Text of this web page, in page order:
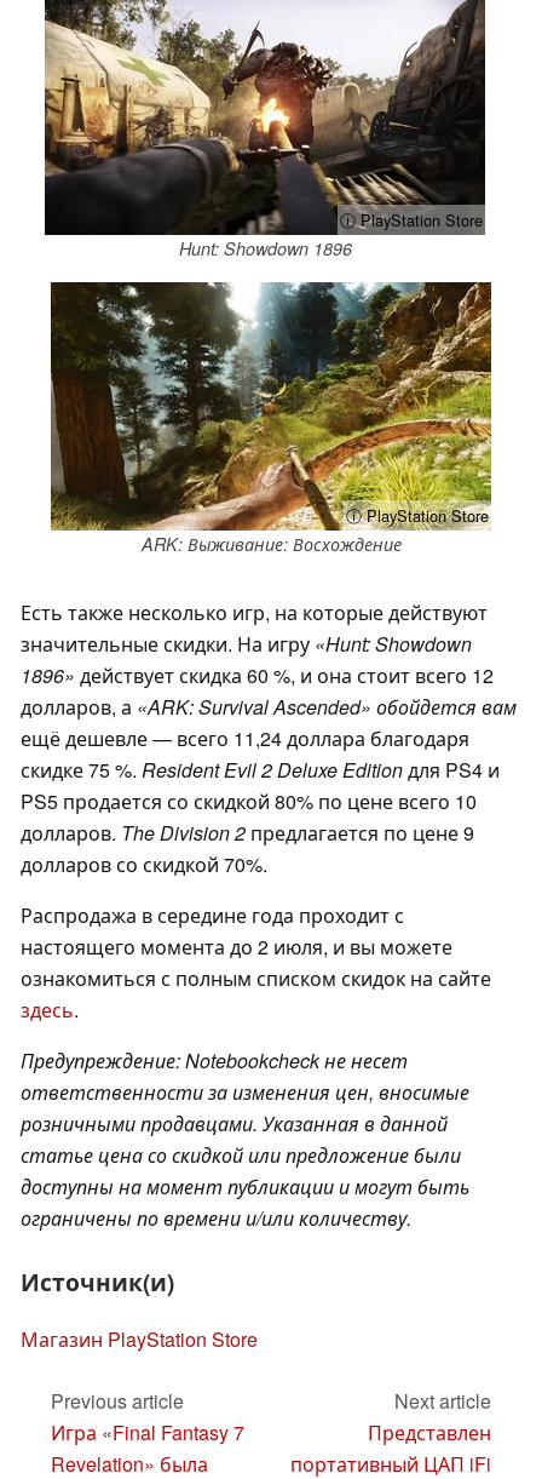
ⓘ PlayStation Store
Hunt: Showdown 1896
ⓘ PlayStation Store
ARK: Выживание: Восхождение
Есть также несколько игр, на которые действуют
значительные скидки. На игру «Hunt: Showdown
1896» действует скидка 60 %, и она стоит всего 12
долларов, а «ARK: Survival Ascended» обойдется вам
ещё дешевле — всего 11,24 доллара благодаря
скидке 75 %. Resident Evil 2 Deluxe Editionдля PS4 и
PS5 продается со скидкой 80% по цене всего 10
долларов. The Division 2 предлагается по цене 9
долларов со скидкой 70%.
Распродажа в середине года проходит с
настоящего момента до 2 июля, и вы можете
ознакомиться с полным списком скидок на сайте
здесь.
Предупреждение: Notebookcheck не несет
ответственности за изменения цен, вносимые
розничными продавцами. Указанная в данной
статье цена со скидкой или предложение были
доступны на момент публикации и могут быть
ограничены по времени и/или количеству.
Источник(и)
Магазин PlayStation Store
Previous article
Игра «Final Fantasy 7
Revelation» была
Next article
Представлен
портативный ЦАП iFi